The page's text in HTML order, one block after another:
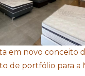
em novo conceito
de portfólio para a